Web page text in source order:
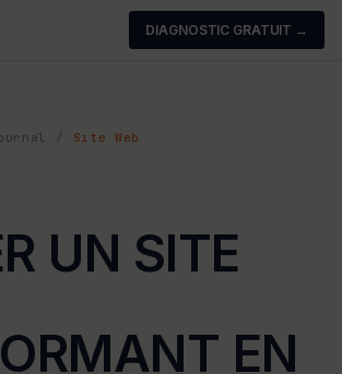
DIAGNOSTIC GRATUIT →
/ Site Web
UN SITE
EN